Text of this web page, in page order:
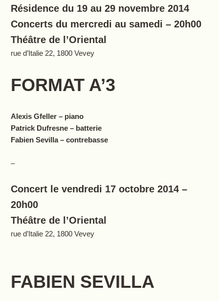
Résidence du 19 au 29 novembre 2014
Concerts du mercredi au samedi – 20h00
Théâtre de l’Oriental
rue d’Italie 22, 1800 Vevey
FORMAT A’3
Alexis Gfeller – piano
Patrick Dufresne – batterie
Fabien Sevilla – contrebasse
–
Concert le vendredi 17 octobre 2014 –
20h00
Théâtre de l’Oriental
rue d’Italie 22, 1800 Vevey
FABIEN SEVILLA